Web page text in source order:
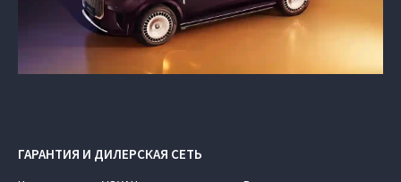
ГАРАНТИЯ И ДИЛЕРСКАЯ СЕТЬ